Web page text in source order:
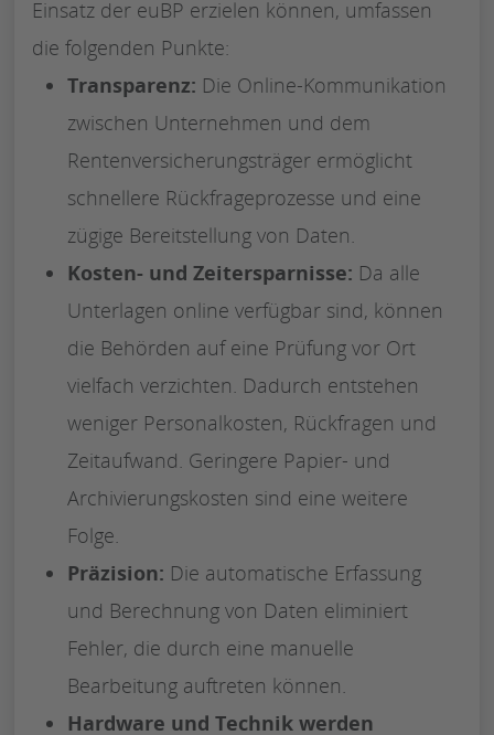
Einsatz der euBP erzielen können, umfassen
die folgenden Punkte:
Transparenz: Die Online-Kommunikation
zwischen Unternehmen und dem
Rentenversicherungsträger ermöglicht
schnellere Rückfrageprozesse und eine
zügige Bereitstellung von Daten.
Kosten- und Zeitersparnisse: Da alle
Unterlagen online verfügbar sind, können
die Behörden auf eine Prüfung vor Ort
vielfach verzichten. Dadurch entstehen
weniger Personalkosten, Rückfragen und
Zeitaufwand. Geringere Papier- und
Archivierungskosten sind eine weitere
Folge.
Präzision: Die automatische Erfassung
und Berechnung von Daten eliminiert
Fehler, die durch eine manuelle
Bearbeitung auftreten können.
Hardware und Technik werden